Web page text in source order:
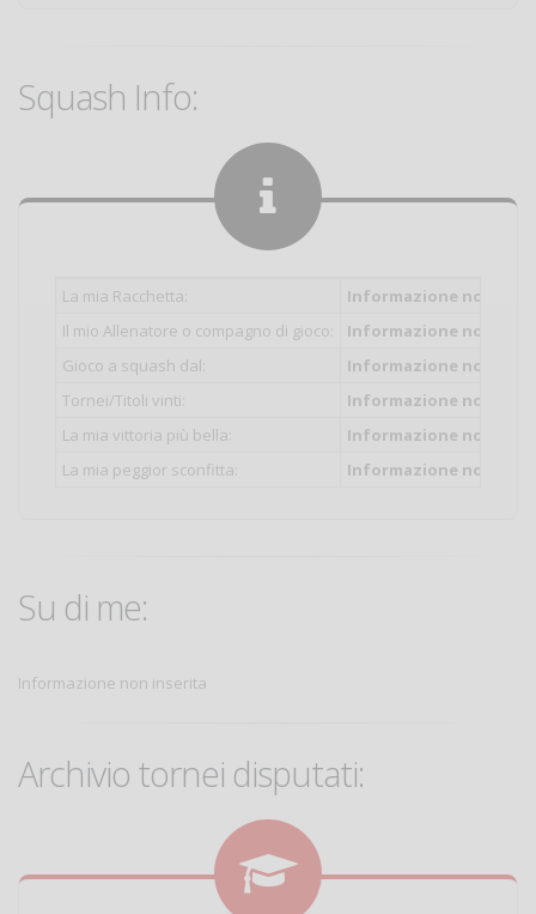
Squash Info:
La mia Racchetta:
Informazione non
Il mio Allenatore o compagno di gioco:
Informazione non
Gioco a squash dal:
Informazione non
Tornei/Titoli vinti:
Informazione non
La mia vittoria più bella:
Informazione non
La mia peggior sconfitta:
Informazione non
Su di me:
Informazione non inserita
Archivio tornei disputati: